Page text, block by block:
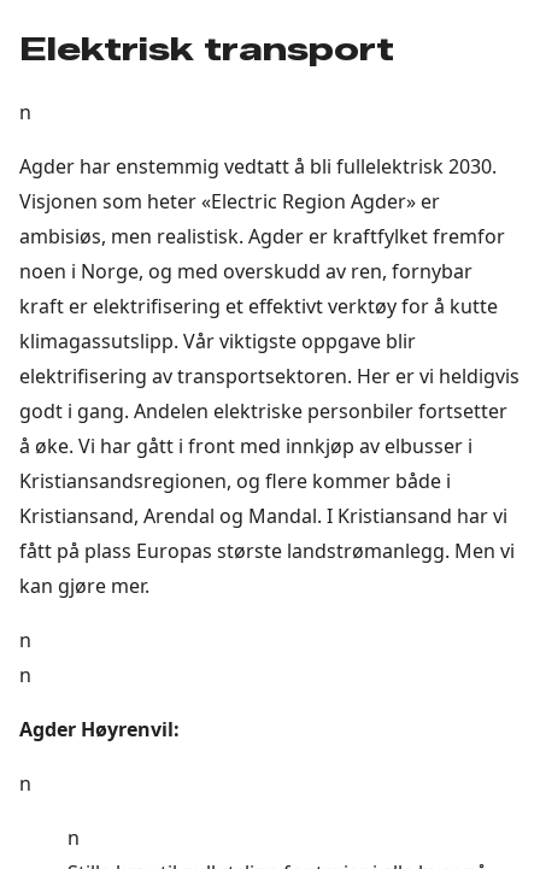
Elektrisk transport
n
Agder har enstemmig vedtatt å bli fullelektrisk 2030.
Visjonen som heter «Electric Region Agder» er
ambisiøs, men realistisk. Agder er kraftfylket fremfor
noen i Norge, og med overskudd av ren, fornybar
kraft er elektrifisering et effektivt verktøy for å kutte
klimagassutslipp. Vår viktigste oppgave blir
elektrifisering av transportsektoren. Her er vi heldigvis
godt i gang. Andelen elektriske personbiler fortsetter
å øke. Vi har gått i front med innkjøp av elbusser i
Kristiansandsregionen, og flere kommer både i
Kristiansand, Arendal og Mandal. I Kristiansand har vi
fått på plass Europas største landstrømanlegg. Men vi
kan gjøre mer.
n
n
Agder Høyrenvil:
n
n